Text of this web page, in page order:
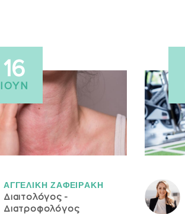
ΑΓΓΕΛΙΚH ΖΑΦΕΙΡAΚΗ
Διαιτολόγος -
Διατροφολόγος
16
ΙΟΎΝ